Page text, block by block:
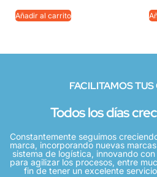
Añadir al carrito
FACILITAMOS
Todos los días
Constantemente seguimos
marca, incorporando nuevas
sistema de logística, innovando
para agilizar los procesos, entre
fin de tener un excelente